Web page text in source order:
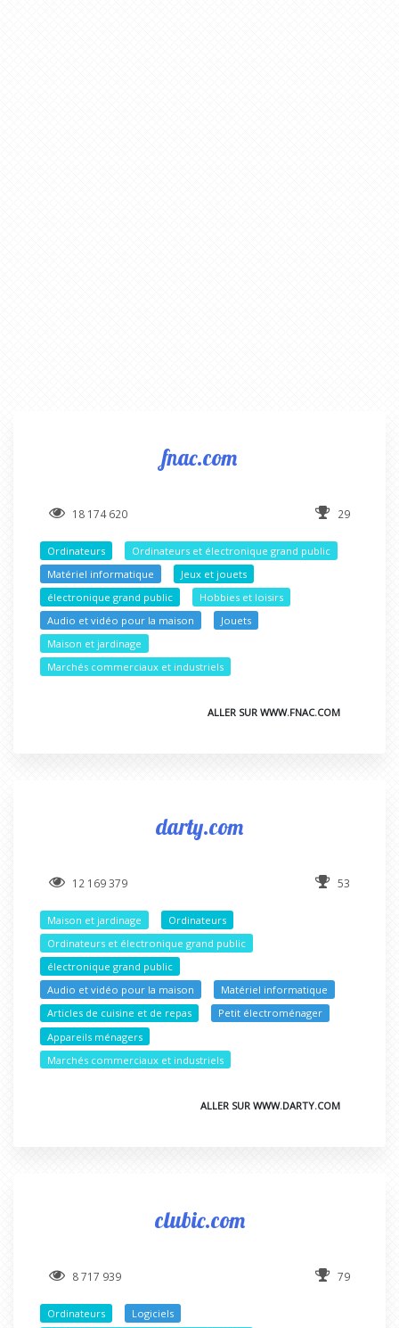
fnac.com
18 174 620 29
Ordinateurs
Ordinateurs et électronique grand public
Matériel informatique
Jeux et jouets
électronique grand public
Hobbies et loisirs
Audio et vidéo pour la maison
Jouets
Maison et jardinage
Marchés commerciaux et industriels
ALLER SUR WWW.FNAC.COM
darty.com
12 169 379 53
Maison et jardinage
Ordinateurs
Ordinateurs et électronique grand public
électronique grand public
Audio et vidéo pour la maison
Matériel informatique
Articles de cuisine et de repas
Petit électroménager
Appareils ménagers
Marchés commerciaux et industriels
ALLER SUR WWW.DARTY.COM
clubic.com
8 717 939 79
Ordinateurs
Logiciels